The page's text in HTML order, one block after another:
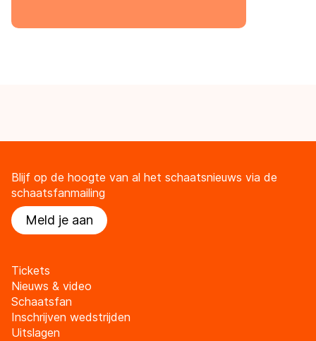
Blijf op de hoogte van al het schaatsnieuws via de
schaatsfanmailing
Meld je aan
Tickets
Nieuws & video
Schaatsfan
Inschrijven wedstrijden
Uitslagen